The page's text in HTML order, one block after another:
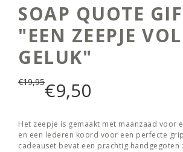
SOAP QUOTE
"EEN ZEEPJE VOL
GELUK"
€19,95€9,50
Het zeepje is gemaakt met maanzaad voor
en een lederen koord voor een perfecte
cadeauset bevat een prachtig handgegoten